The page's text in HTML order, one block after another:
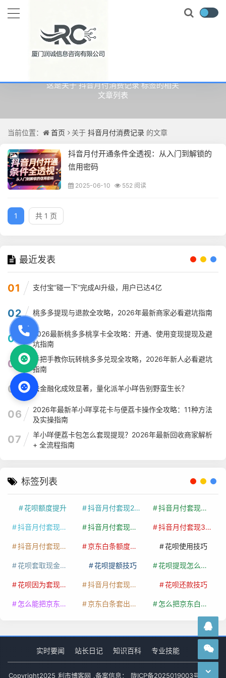
关于抖音月付消费记录
这是关于 抖音月付消费记录 标签的相关
文章列表
当前位置： 首页 关于 抖音月付消费记录 的文章
抖音月付开通条件全透视：从入门到解锁的
信用密码
2025-06-10 552 阅读
1 共 1 页
最近发表
01 支付宝“碰一下”完成AI升级，用户已达4亿
02 桃多多提现与退款全攻略，2026年最新商家必看避坑指南
03
2026最新桃多多桃享卡全攻略：开通、使用变现提现及避
坑指南
04
手把手教你玩转桃多多兑现全攻略，2026年新人必看避坑
指南
05 去金融化成效显著，量化派羊小咩告别野蛮生长？
06
2026年最新羊小咩享花卡与便荔卡操作全攻略：11种方法
及实操指南
07
羊小咩便荔卡包怎么套现提现？2026年最新回收商家解析
+ 全流程指南
标签列表
花呗额度提升 抖音月付套现24小时接单 抖音月付套现怎么套
抖音月付套现多少手续费 抖音月付套现商家有哪些 抖音月付套现30秒技巧
抖音月付套现最新方法 京东白条额度提升 花呗使用技巧
花呗套取现金最佳方法 花呗提额技巧 花呗提现怎么操作
花呗因为套现被限额了这种情况要多久才会好 抖音月付套现秒回100起 花呗还款技巧
怎么能把京东白条额度钱套出来 京东白条套出来手续费多少 怎么把京东白条的钱取出来
实时要闻 站长日记 知识百科 专业技能
Copyright2025 利市博客网 .备案信息： 陇ICP备2025019003号-1